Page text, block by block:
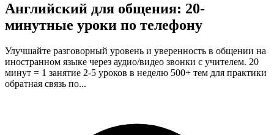
Английский для общения: 20-
минутные уроки по телефону
Улучшайте разговорный уровень и уверенность в общении на
иностранном языке через аудио/видео звонки с учителем. 20
минут = 1 занятие 2-5 уроков в неделю 500+ тем для практики
обратная связь по...